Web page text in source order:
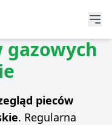
gazowych
pieców
. Regularna